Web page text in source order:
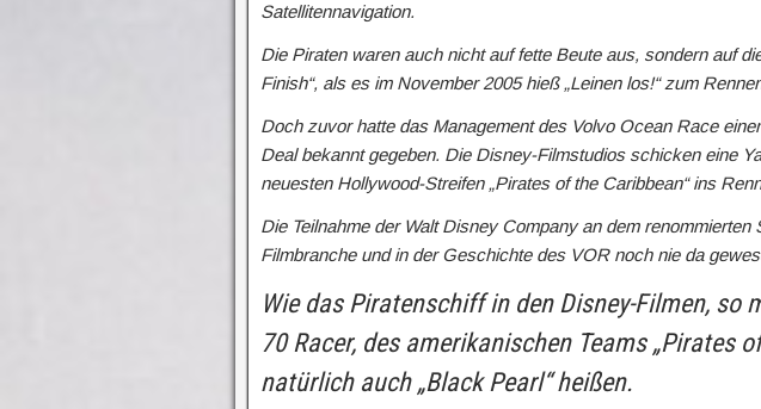
Satellitennavigation.
Die Piraten waren auch nicht auf fette Beute aus, sondern auf
Finish“, als es im November 2005 hieß „Leinen los!“ zum
Doch zuvor hatte das Management des Volvo Ocean Race
Deal bekannt gegeben. Die Disney-Filmstudios schicken eine
neuesten Hollywood-Streifen „Pirates of the Caribbean“ ins
Die Teilnahme der Walt Disney Company an dem renommierten
Filmbranche und in der Geschichte des VOR noch nie da
Wie das Piratenschiff in den Disney-Filmen, so
70 Racer, des amerikanischen Teams „Pirates
natürlich auch „Black Pearl“ heißen.